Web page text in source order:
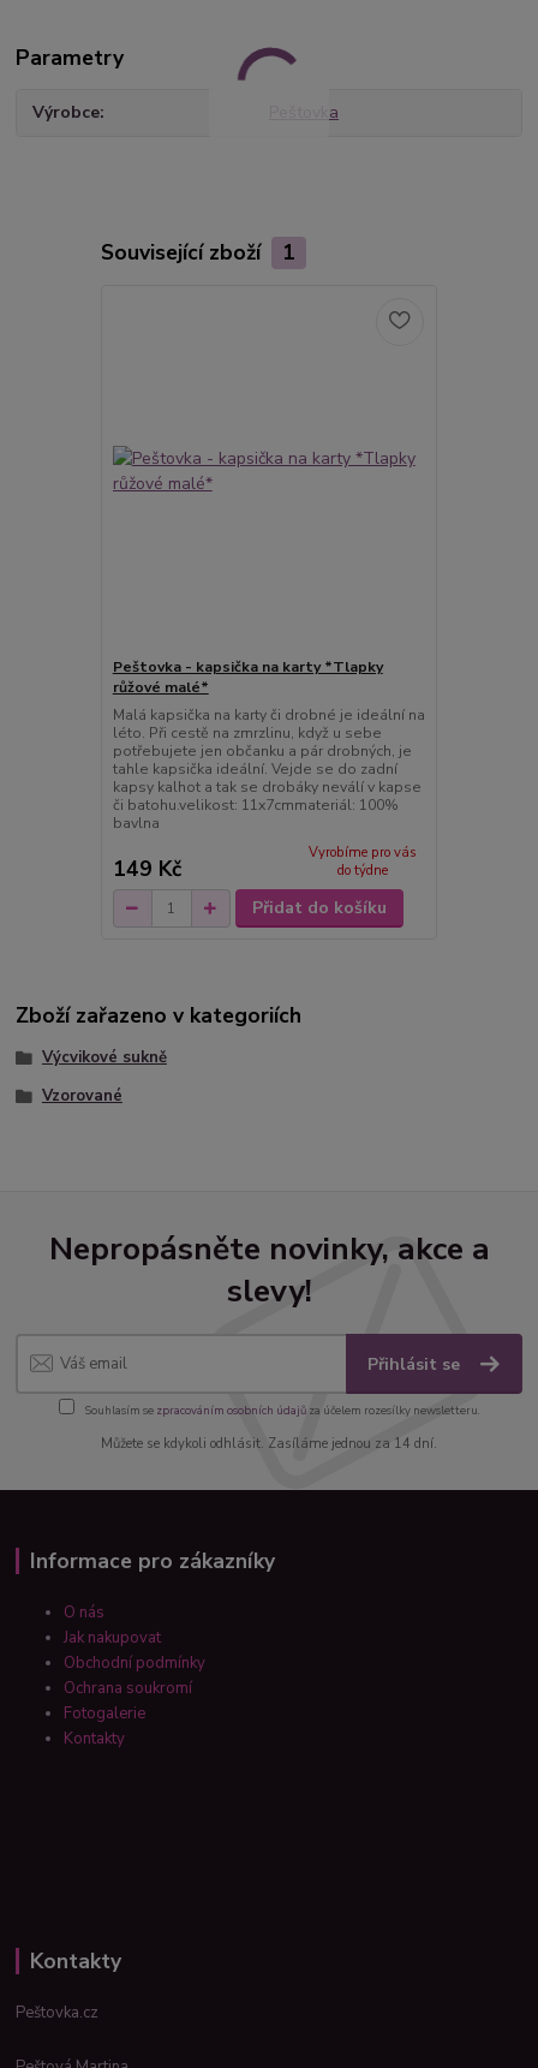
Parametry
Výrobce Peštovka
Související zboží 1
Peštovka - kapsička na karty *Tlapky
růžové malé*
Malá kapsička na karty či drobné je ideální na
léto. Při cestě na zmrzlinu, když u sebe
potřebujete jen občanku a pár drobných, je
tahle kapsička ideální. Vejde se do zadní
kapsy kalhot a tak se drobáky neválí v kapse
či batohu.velikost: 11x7cmmateriál: 100%
bavlna
149 Kč
Vyrobíme pro vás
do týdne
Přidat do košíku
Zboží zařazeno v kategoriích
Výcvikové sukně
Vzorované
Nepropásněte novinky, akce a
slevy!
Přihlásit se
Souhlasím se zpracováním osobních údajůza účelem rozesílky newsletteru.
Můžete se kdykoli odhlásit. Zasíláme jednou za 14 dní.
Informace pro zákazníky
O nás
Jak nakupovat
Obchodní podmínky
Ochrana soukromí
Fotogalerie
Kontakty
Kontakty
Peštovka.cz